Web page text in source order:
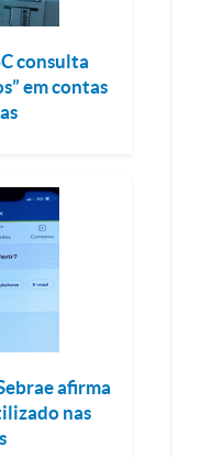
consulta
em contas
afirma
nas